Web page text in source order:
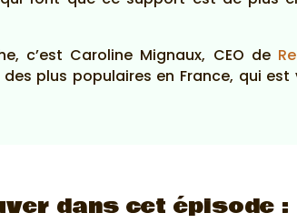
c’est Caroline Mignaux, CEO de
des plus populaires en France, qui
dans cet épisode :